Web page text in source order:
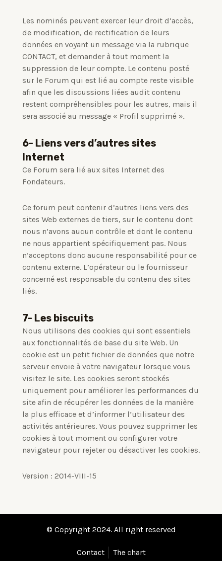
Les nominés peuvent exercer leur droit d’accès,
de modification, de rectification de leurs
données en voyant un message via la rubrique
CONTACT, et demander à tout moment la
suppression de leur compte. Le contenu posté
sur le Forum qui est lié au compte reste visible
afin que les discussions liées audit contenu
restent compréhensibles pour les autres, mais il
sera associé au message « Profil supprimé ».
6- Liens vers d’autres sites
Internet
Ce Forum sera lié aux sites Internet des
Fondateurs.
Ce forum peut contenir d’autres liens vers des
sites Web externes de tiers, sur le contenu dont
nous n’avons aucun contrôle et dont le contenu
ne nous appartient spécifiquement pas. Nous
n’acceptons donc aucune responsabilité pour ce
contenu externe. L’opérateur ou le fournisseur
concerné est responsable du contenu des sites
liés.
7- Les biscuits
Nous utilisons des cookies qui sont essentiels
aux fonctionnalités de base du site Web. Un
cookie est un petit fichier de données que notre
serveur envoie à votre navigateur lorsque vous
visitez le site. Les cookies seront stockés
uniquement pour améliorer les performances du
site afin de récupérer les données de la manière
la plus efficace et d’informer l’utilisateur des
activités antérieures. Vous pouvez supprimer les
cookies à tout moment ou configurer votre
navigateur pour rejeter ou désactiver les cookies.
Version : 2014-VIII-15
© Copyright 2024. All right reserved
Contact The chart